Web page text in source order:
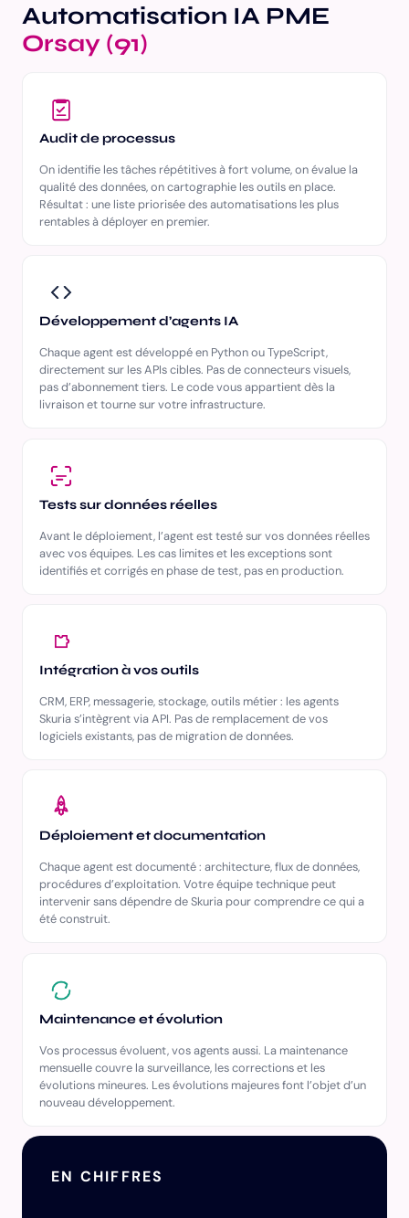
Automatisation IA PME
Orsay (91)
Audit de processus
On identifie les tâches répétitives à fort volume, on évalue la
qualité des données, on cartographie les outils en place.
Résultat : une liste priorisée des automatisations les plus
rentables à déployer en premier.
Développement d’agents IA
Chaque agent est développé en Python ou TypeScript,
directement sur les APIs cibles. Pas de connecteurs visuels,
pas d’abonnement tiers. Le code vous appartient dès la
livraison et tourne sur votre infrastructure.
Tests sur données réelles
Avant le déploiement, l’agent est testé sur vos données réelles
avec vos équipes. Les cas limites et les exceptions sont
identifiés et corrigés en phase de test, pas en production.
Intégration à vos outils
CRM, ERP, messagerie, stockage, outils métier : les agents
Skuria s’intègrent via API. Pas de remplacement de vos
logiciels existants, pas de migration de données.
Déploiement et documentation
Chaque agent est documenté : architecture, flux de données,
procédures d’exploitation. Votre équipe technique peut
intervenir sans dépendre de Skuria pour comprendre ce qui a
été construit.
Maintenance et évolution
Vos processus évoluent, vos agents aussi. La maintenance
mensuelle couvre la surveillance, les corrections et les
évolutions mineures. Les évolutions majeures font l’objet d’un
nouveau développement.
EN CHIFFRES